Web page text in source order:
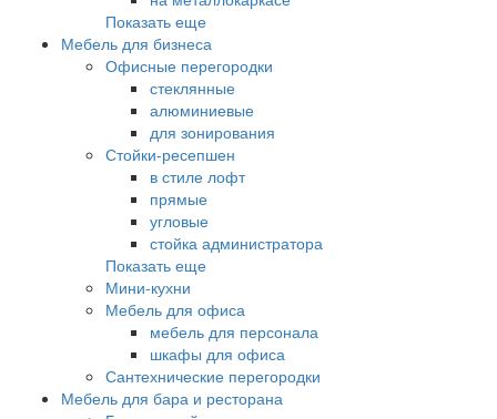
Показать еще
Мебель для бизнеса
Офисные перегородки
стеклянные
алюминиевые
для зонирования
Стойки-ресепшен
в стиле лофт
прямые
угловые
стойка администратора
Показать еще
Мини-кухни
Мебель для офиса
мебель для персонала
шкафы для офиса
Сантехнические перегородки
Мебель для бара и ресторана